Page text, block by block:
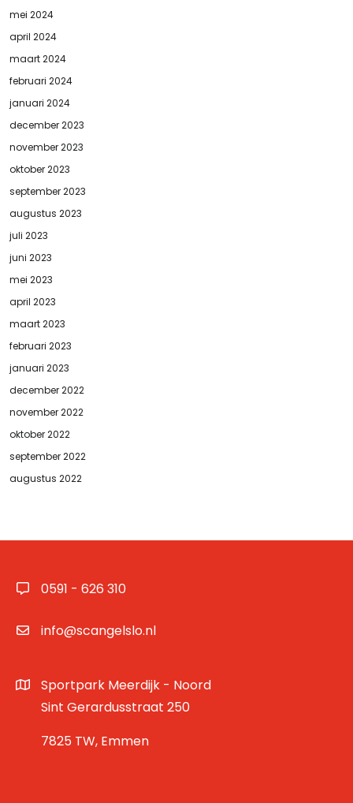
mei 2024
april 2024
maart 2024
februari 2024
januari 2024
december 2023
november 2023
oktober 2023
september 2023
augustus 2023
juli 2023
juni 2023
mei 2023
april 2023
maart 2023
februari 2023
januari 2023
december 2022
november 2022
oktober 2022
september 2022
augustus 2022
0591 - 626 310
info@scangelslo.nl
Sportpark Meerdijk - Noord
Sint Gerardusstraat 250
7825 TW, Emmen